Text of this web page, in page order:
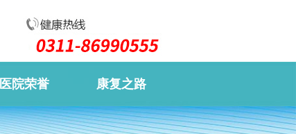
医院荣誉 康复之路